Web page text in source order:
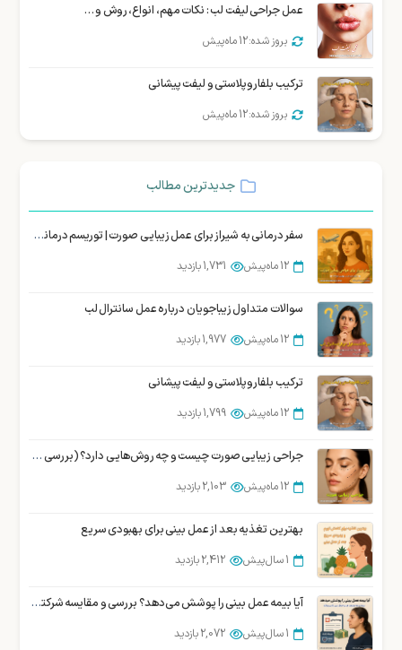
عمل جراحی لیفت لب : نکات مهم، انواع، روش و …
بروز شده: 12 ماه پیش
ترکیب بلفاروپلاستی و لیفت پیشانی
بروز شده: 12 ماه پیش
جدیدترین مطالب
سفر درمانی به شیراز برای عمل زیبایی صورت | توریسم درمانی زیبایی شیراز
12 ماه پیش 1,731 بازدید
سوالات متداول زیباجویان درباره عمل سانترال لب
12 ماه پیش 1,977 بازدید
ترکیب بلفاروپلاستی و لیفت پیشانی
12 ماه پیش 1,799 بازدید
جراحی زیبایی صورت چیست و چه روش‌هایی دارد؟ (بررسی تخصصی)
12 ماه پیش 2,103 بازدید
بهترین تغذیه بعد از عمل بینی برای بهبودی سریع
1 سال پیش 2,412 بازدید
آیا بیمه عمل بینی را پوشش می‌دهد؟ بررسی و مقایسه شرکتهای بیمه در ایران
1 سال پیش 2,072 بازدید